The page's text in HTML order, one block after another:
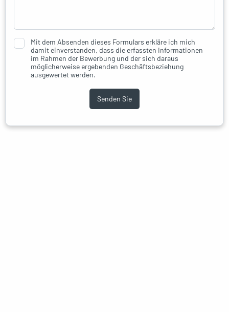
Mit dem Absenden dieses Formulars erkläre ich mich
damit einverstanden, dass die erfassten Informationen
im Rahmen der Bewerbung und der sich daraus
möglicherweise ergebenden Geschäftsbeziehung
ausgewertet werden.
Senden Sie